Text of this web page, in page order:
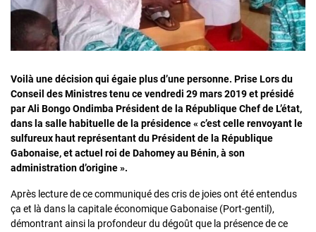
Voilà unedécision qui égaie plus d’une personne. Prise Lors du
Conseil des Ministres tenu ce vendredi 29 mars 2019 et présidé
par Ali Bongo Ondimba Président de la République Chef de L’état,
dans la salle habituelle de la présidence « c’est celle renvoyant le
sulfureux haut représentant du Président de la République
Gabonaise, et actuel roi de Dahomey au Bénin, à son
administration d’origine ».
Après lecture de ce communiqué des cris de joies ont été entendus
ça et là dans la capitale économique Gabonaise (Port-gentil),
démontrant ainsi la profondeur du dégoût que la présence de ce